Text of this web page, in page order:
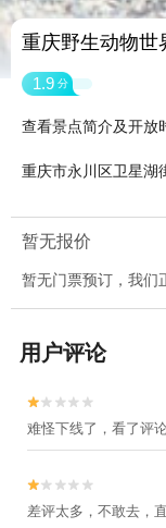
重庆野生动物世
1.9 分
查看景点简介及开放
重庆市永川区卫星湖
暂无报价
暂无门票预订，我们
用户评论


难怪下线了，看了评


差评太多，不敢去，